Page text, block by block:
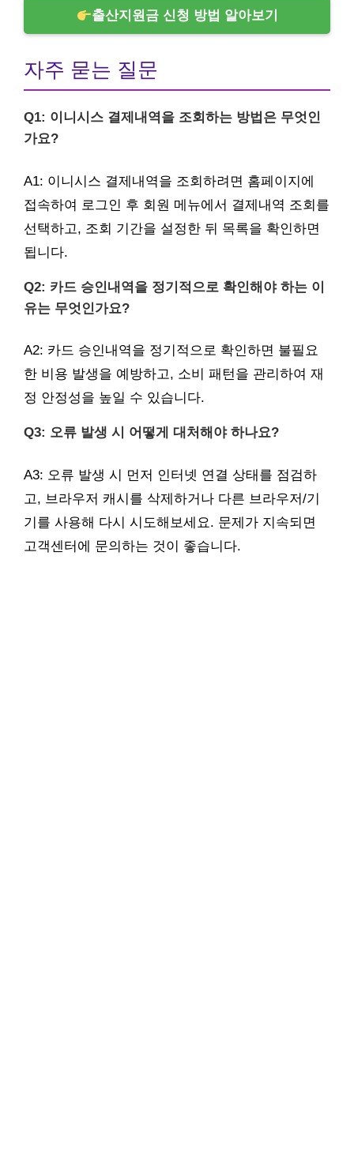
출산지원금 신청 방법 알아보기
자주 묻는 질문
Q1: 이니시스 결제내역을 조회하는 방법은 무엇인
가요?
A1: 이니시스 결제내역을 조회하려면 홈페이지에
접속하여 로그인 후 회원 메뉴에서 결제내역 조회를
선택하고, 조회 기간을 설정한 뒤 목록을 확인하면
됩니다.
Q2: 카드 승인내역을 정기적으로 확인해야 하는 이
유는 무엇인가요?
A2: 카드 승인내역을 정기적으로 확인하면 불필요
한 비용 발생을 예방하고, 소비 패턴을 관리하여 재
정 안정성을 높일 수 있습니다.
Q3: 오류 발생 시 어떻게 대처해야 하나요?
A3: 오류 발생 시 먼저 인터넷 연결 상태를 점검하
고, 브라우저 캐시를 삭제하거나 다른 브라우저/기
기를 사용해 다시 시도해보세요. 문제가 지속되면
고객센터에 문의하는 것이 좋습니다.